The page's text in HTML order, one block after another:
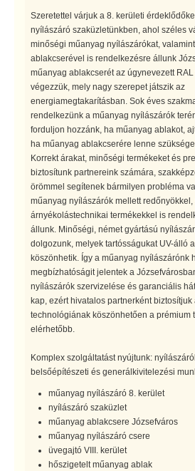
Szeretettel várjuk a 8. kerületi
nyílászáró szaküzletünkben, ahol széles
minőségi műanyag nyílászárókat,
ablakcserével is rendelkezésre állunk
műanyag ablakcserét az úgynevezett RAL
végezzük, mely nagy szerepet játszik az
energiamegtakarításban. Sok éves
rendelkezünk a műanyag nyílászárók
forduljon hozzánk, ha műanyag ablakot,
ha műanyag ablakcserére lenne
Korrekt árakat, minőségi termékeket és
biztosítunk partnereink számára,
örömmel segítenek bármilyen probléma
műanyag nyílászárók mellett redőnyökkel,
árnyékolástechnikai termékekkel is
állunk. Minőségi, német gyártású
dolgozunk, melyek tartósságukat UV-álló
köszönhetik. Így a műanyag nyílászárónk
megbízhatóságit jelentek a
nyílászárók szervizelése és garanciális
kap, ezért hivatalos partnerként biztosítjuk
technológiának köszönhetően a prémium
elérhetőbb.
Komplex szolgáltatást nyújtunk:
belsőépítészeti és generálkivitelezési
műanyag nyílászáró 8. kerület
nyílászáró szaküzlet
műanyag ablakcsere Józsefváros
műanyag nyílászáró csere
üvegajtó VIII. kerület
hőszigetelt műanyag ablak